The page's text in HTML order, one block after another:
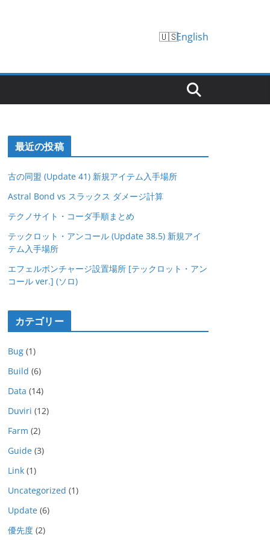
English
最近の投稿
古の同盟 (Update 41) 新規アイテム入手場所
Astral Bond vs スラックス ダメージ計算
テクノサイト・コーダ手順まとめ
テックロット・アンコール (Update 38.5) 新規アイ
テム入手場所
エフェルボンチャージ設置場所 [テックロット・アン
コール ver.] (ソロ)
カテゴリー
Bug (1)
Build (6)
Data (14)
Duviri (12)
Farm (2)
Guide (3)
Link (1)
Uncategorized (1)
Update (6)
優先度 (2)